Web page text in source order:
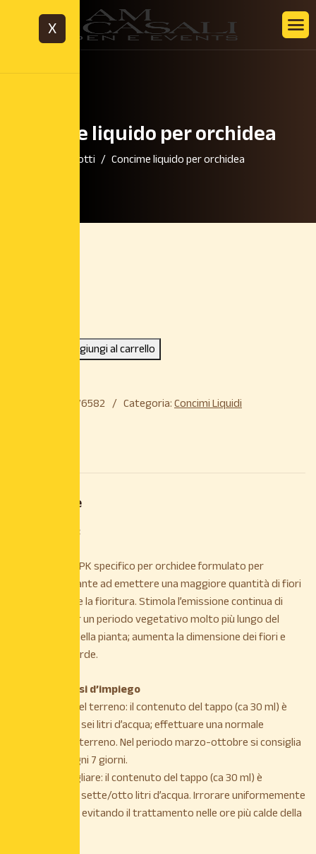
X
Concime liquido per orchidea
Prodotti Concime liquido per orchidea
Aggiungi al carrello
283593976582 Categoria:Concimi Liquidi
Descrizione
DESCRIZIONE:
È un concime NPK specifico per orchidee formulato per
stimolare le piante ad emettere una maggiore quantità di fiori
e a prolungarne la fioritura. Stimola l’emissione continua di
scapi fiorali per un periodo vegetativo molto più lungo del
normale ciclo della pianta; aumenta la dimensione dei fiori e
della massa verde.
Modalità e dosi d’impiego
Annaffiatura del terreno: il contenuto del tappo (ca 30 ml) è
sufficiente per sei litri d’acqua; effettuare una normale
irrigazione del terreno. Nel periodo marzo-ottobre si consiglia
1 irrigazione ogni 7 giorni.
Irrorazione fogliare: il contenuto del tappo (ca 30 ml) è
sufficiente per sette/otto litri d’acqua. Irrorare uniformemente
la vegetazione evitando il trattamento nelle ore più calde della